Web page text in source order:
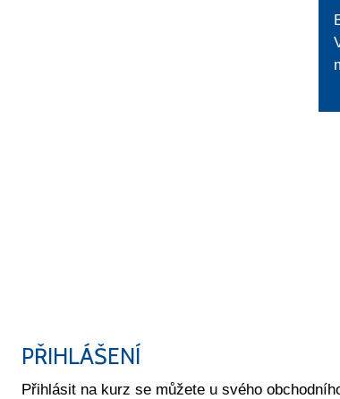
PŘIHLÁŠENÍ
Přihlásit na kurz se můžete u svého